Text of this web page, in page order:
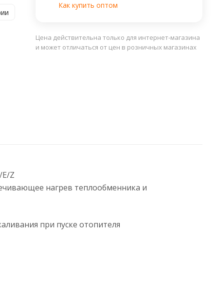
Как купить оптом
Цена действительна только для интернет-магазина
и может отличаться от цен в розничных магазинах
Z
нагрев теплообменника и
при пуске отопителя